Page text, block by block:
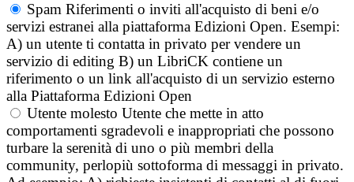
Spam Riferimenti o inviti all'acquisto di beni e/o
servizi estranei alla piattaforma Edizioni Open. Esempi:
A) un utente ti contatta in privato per vendere un
servizio di editing B) un LibriCK contiene un
riferimento o un link all'acquisto di un servizio esterno
alla Piattaforma Edizioni Open
Utente molesto Utente che mette in atto
comportamenti sgradevoli e inappropriati che possono
turbare la serenità di uno o più membri della
community, perlopiù sottoforma di messaggi in privato.